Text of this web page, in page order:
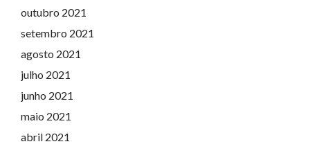
outubro 2021
setembro 2021
agosto 2021
julho 2021
junho 2021
maio 2021
abril 2021